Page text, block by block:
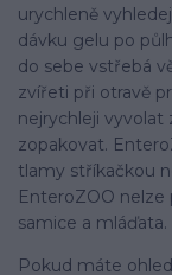
urychleně
dávku gelu po
do sebe vstřebá
zvířeti při otravě
nejrychleji vyvolat
zopakovat.
tlamy stříkačkou
EnteroZOO
samice a mláďata.
Pokud máte